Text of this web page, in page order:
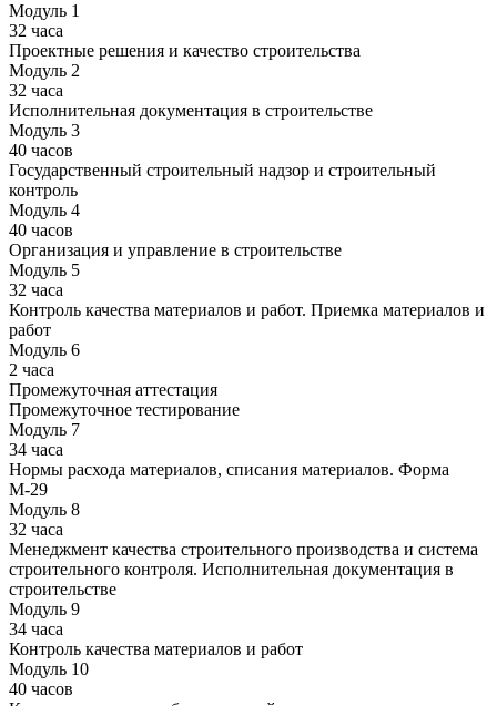
Модуль 1
32 часа
Проектные решения и качество строительства
Модуль 2
32 часа
Исполнительная документация в строительстве
Модуль 3
40 часов
Государственный строительный надзор и строительный
контроль
Модуль 4
40 часов
Организация и управление в строительстве
Модуль 5
32 часа
Контроль качества материалов и работ. Приемка материалов и
работ
Модуль 6
2 часа
Промежуточная аттестация
Промежуточное тестирование
Модуль 7
34 часа
Нормы расхода материалов, списания материалов. Форма
М-29
Модуль 8
32 часа
Менеджмент качества строительного производства и система
строительного контроля. Исполнительная документация в
строительстве
Модуль 9
34 часа
Контроль качества материалов и работ
Модуль 10
40 часов